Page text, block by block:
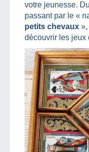
votre jeunesse. Du
passant par le «
petits chevaux
découvrir les jeux